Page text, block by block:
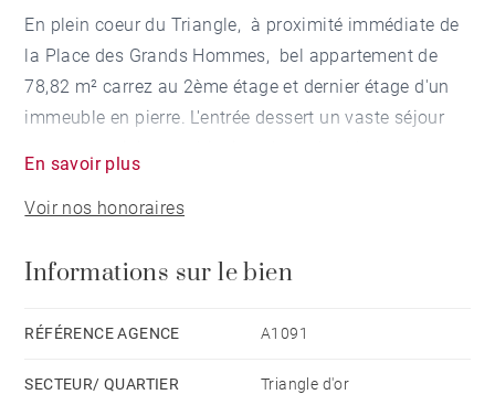
En plein coeur du Triangle, à proximité immédiate de
la Place des Grands Hommes, bel appartement de
78,82 m² carrez au 2ème étage et dernier étage d'un
immeuble en pierre. L'entrée dessert un vaste séjour
salle d'eau et possède une cave.
En savoir plus
Voir nos honoraires
Informations sur le bien
RÉFÉRENCE AGENCE A1091
SECTEUR/ QUARTIER Triangle d'or